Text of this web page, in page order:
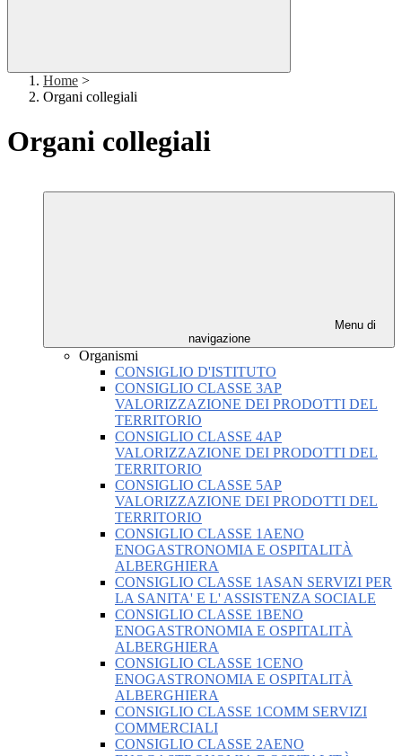
Home >
Organi collegiali
Organi collegiali
Menu di
navigazione
Organismi
CONSIGLIO D'ISTITUTO
CONSIGLIO CLASSE 3AP
VALORIZZAZIONE DEI PRODOTTI DEL
TERRITORIO
CONSIGLIO CLASSE 4AP
VALORIZZAZIONE DEI PRODOTTI DEL
TERRITORIO
CONSIGLIO CLASSE 5AP
VALORIZZAZIONE DEI PRODOTTI DEL
TERRITORIO
CONSIGLIO CLASSE 1AENO
ENOGASTRONOMIA E OSPITALITÀ
ALBERGHIERA
CONSIGLIO CLASSE 1ASAN SERVIZI PER
LA SANITA' E L' ASSISTENZA SOCIALE
CONSIGLIO CLASSE 1BENO
ENOGASTRONOMIA E OSPITALITÀ
ALBERGHIERA
CONSIGLIO CLASSE 1CENO
ENOGASTRONOMIA E OSPITALITÀ
ALBERGHIERA
CONSIGLIO CLASSE 1COMM SERVIZI
COMMERCIALI
CONSIGLIO CLASSE 2AENO